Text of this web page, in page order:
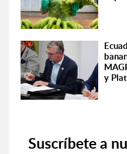
y
Suscríbete a